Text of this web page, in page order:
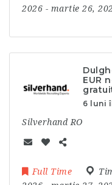
2026 - martie 26,
EUR
6 luni
Silverhand RO
Full Time